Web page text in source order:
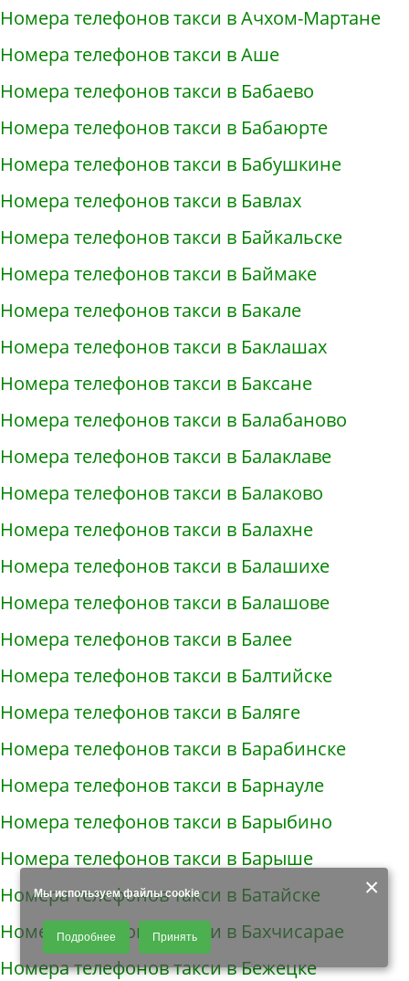
×
Мы используем файлы cookie
Продолжая использовать наш сайт, Вы даете согласие на обработку
файлов - COOKIES, пользовательских данных (файлы-cookies, IP-адрес,
данные об идентификаторе браузера, дата и время осуществления
доступа к сайту, история поисковых запросов) для сбора аналитической и
Подробнее Принять
Номера телефонов такси в Ачхом-Мартане
Номера телефонов такси в Аше
Номера телефонов такси в Бабаево
Номера телефонов такси в Бабаюрте
Номера телефонов такси в Бабушкине
Номера телефонов такси в Бавлах
Номера телефонов такси в Байкальске
Номера телефонов такси в Баймаке
Номера телефонов такси в Бакале
Номера телефонов такси в Баклашах
Номера телефонов такси в Баксане
Номера телефонов такси в Балабаново
Номера телефонов такси в Балаклаве
Номера телефонов такси в Балаково
Номера телефонов такси в Балахне
Номера телефонов такси в Балашихе
Номера телефонов такси в Балашове
Номера телефонов такси в Балее
Номера телефонов такси в Балтийске
Номера телефонов такси в Баляге
Номера телефонов такси в Барабинске
Номера телефонов такси в Барнауле
Номера телефонов такси в Барыбино
Номера телефонов такси в Барыше
Номера телефонов такси в Батайске
Номера телефонов такси в Бахчисарае
Номера телефонов такси в Бежецке